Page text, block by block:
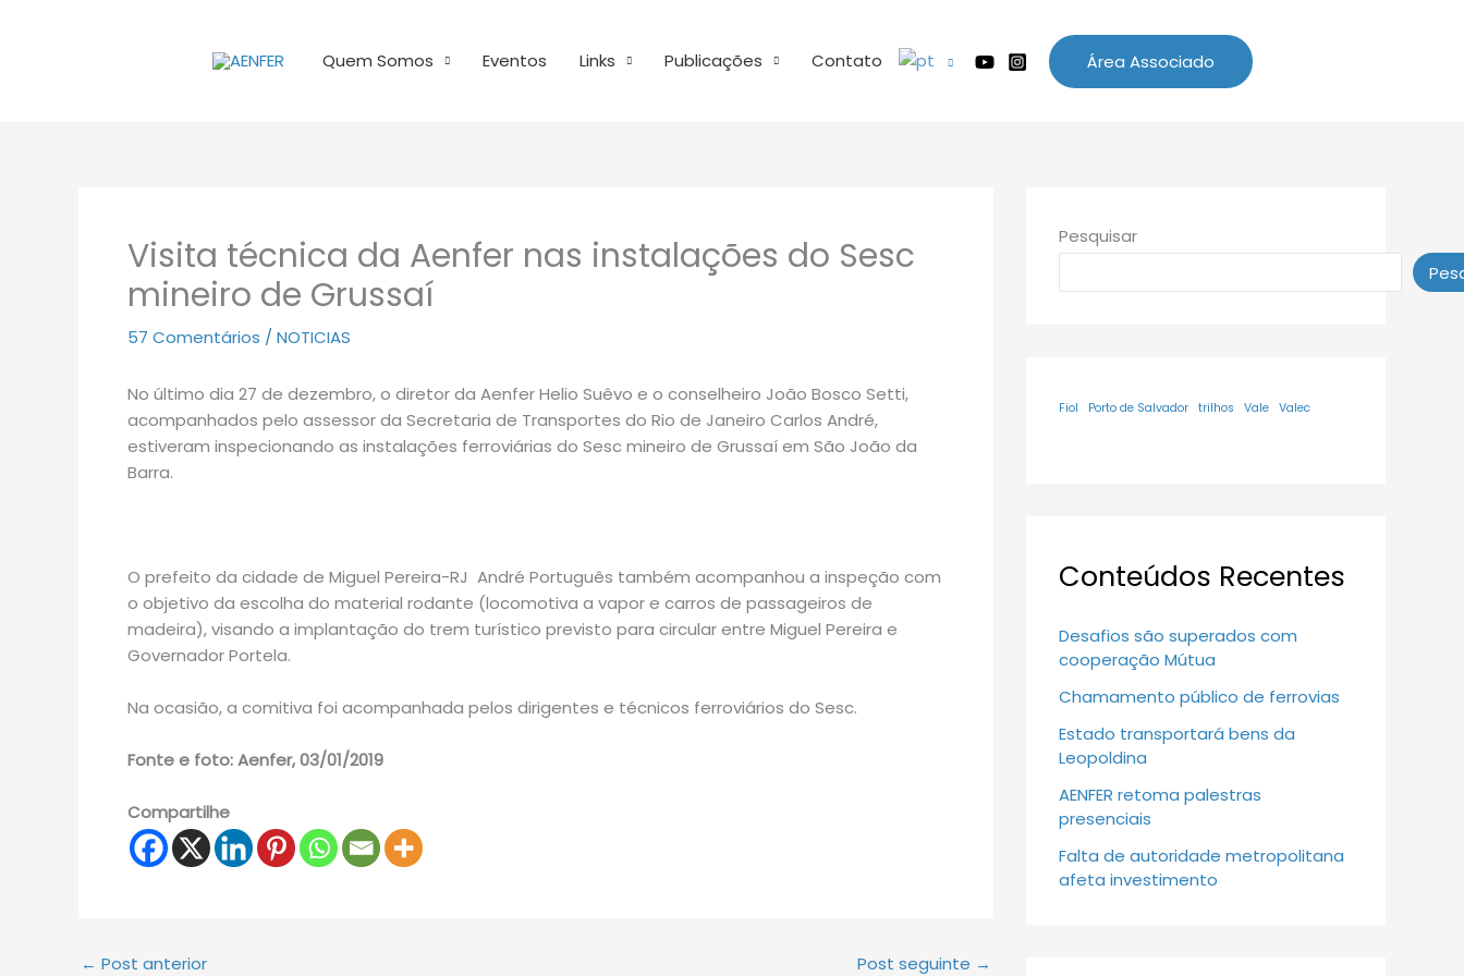
Quem Somos Eventos Links Publicações Contato Área Associado
Visita técnica da Aenfer nas instalações do Sesc
mineiro de Grussaí
57 Comentários / NOTICIAS
No último dia 27 de dezembro, o diretor da Aenfer Helio Suêvo e o conselheiro João Bosco Setti,
acompanhados pelo assessor da Secretaria de Transportes do Rio de Janeiro Carlos André,
estiveram inspecionando as instalações ferroviárias do Sesc mineiro de Grussaí em São João da
Barra.
O prefeito da cidade de Miguel Pereira-RJ André Português também acompanhou a inspeção com
o objetivo da escolha do material rodante (locomotiva a vapor e carros de passageiros de
madeira), visando a implantação do trem turístico previsto para circular entre Miguel Pereira e
Governador Portela.
Na ocasião, a comitiva foi acompanhada pelos dirigentes e técnicos ferroviários do Sesc.
Fonte e foto: Aenfer, 03/01/2019
Compartilhe
← Post anterior Post seguinte →
Pesquisar
Fiol Porto de Salvador trilhos Vale Valec
Conteúdos Recentes
Desafios são superados com
cooperação Mútua
Chamamento público de ferrovias
Estado transportará bens da
Leopoldina
AENFER retoma palestras
presenciais
Falta de autoridade metropolitana
afeta investimento